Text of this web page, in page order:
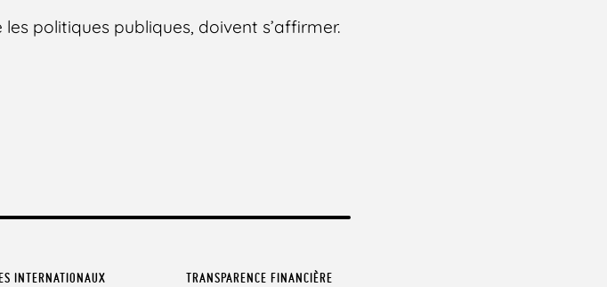
politiques publiques, doivent s’affirmer.
INTERNATIONAUX TRANSPARENCE FINANCIÈRE